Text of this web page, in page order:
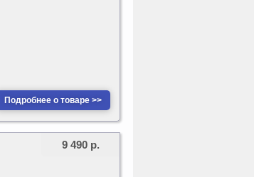
Подробнее о товаре >>
9 490 р.